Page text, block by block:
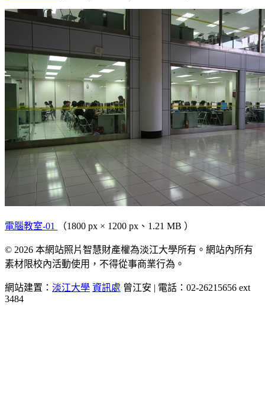
電腦教室-01 （1800 px × 1200 px、1.21 MB ）
© 2026 本網站照片智慧財產權為淡江大學所有。網站內所有
素材限校內活動使用，不得從事商業行為。
網站建置： 淡江大學 資訊處 曾江安 | 電話：02-26215656 ext
3484